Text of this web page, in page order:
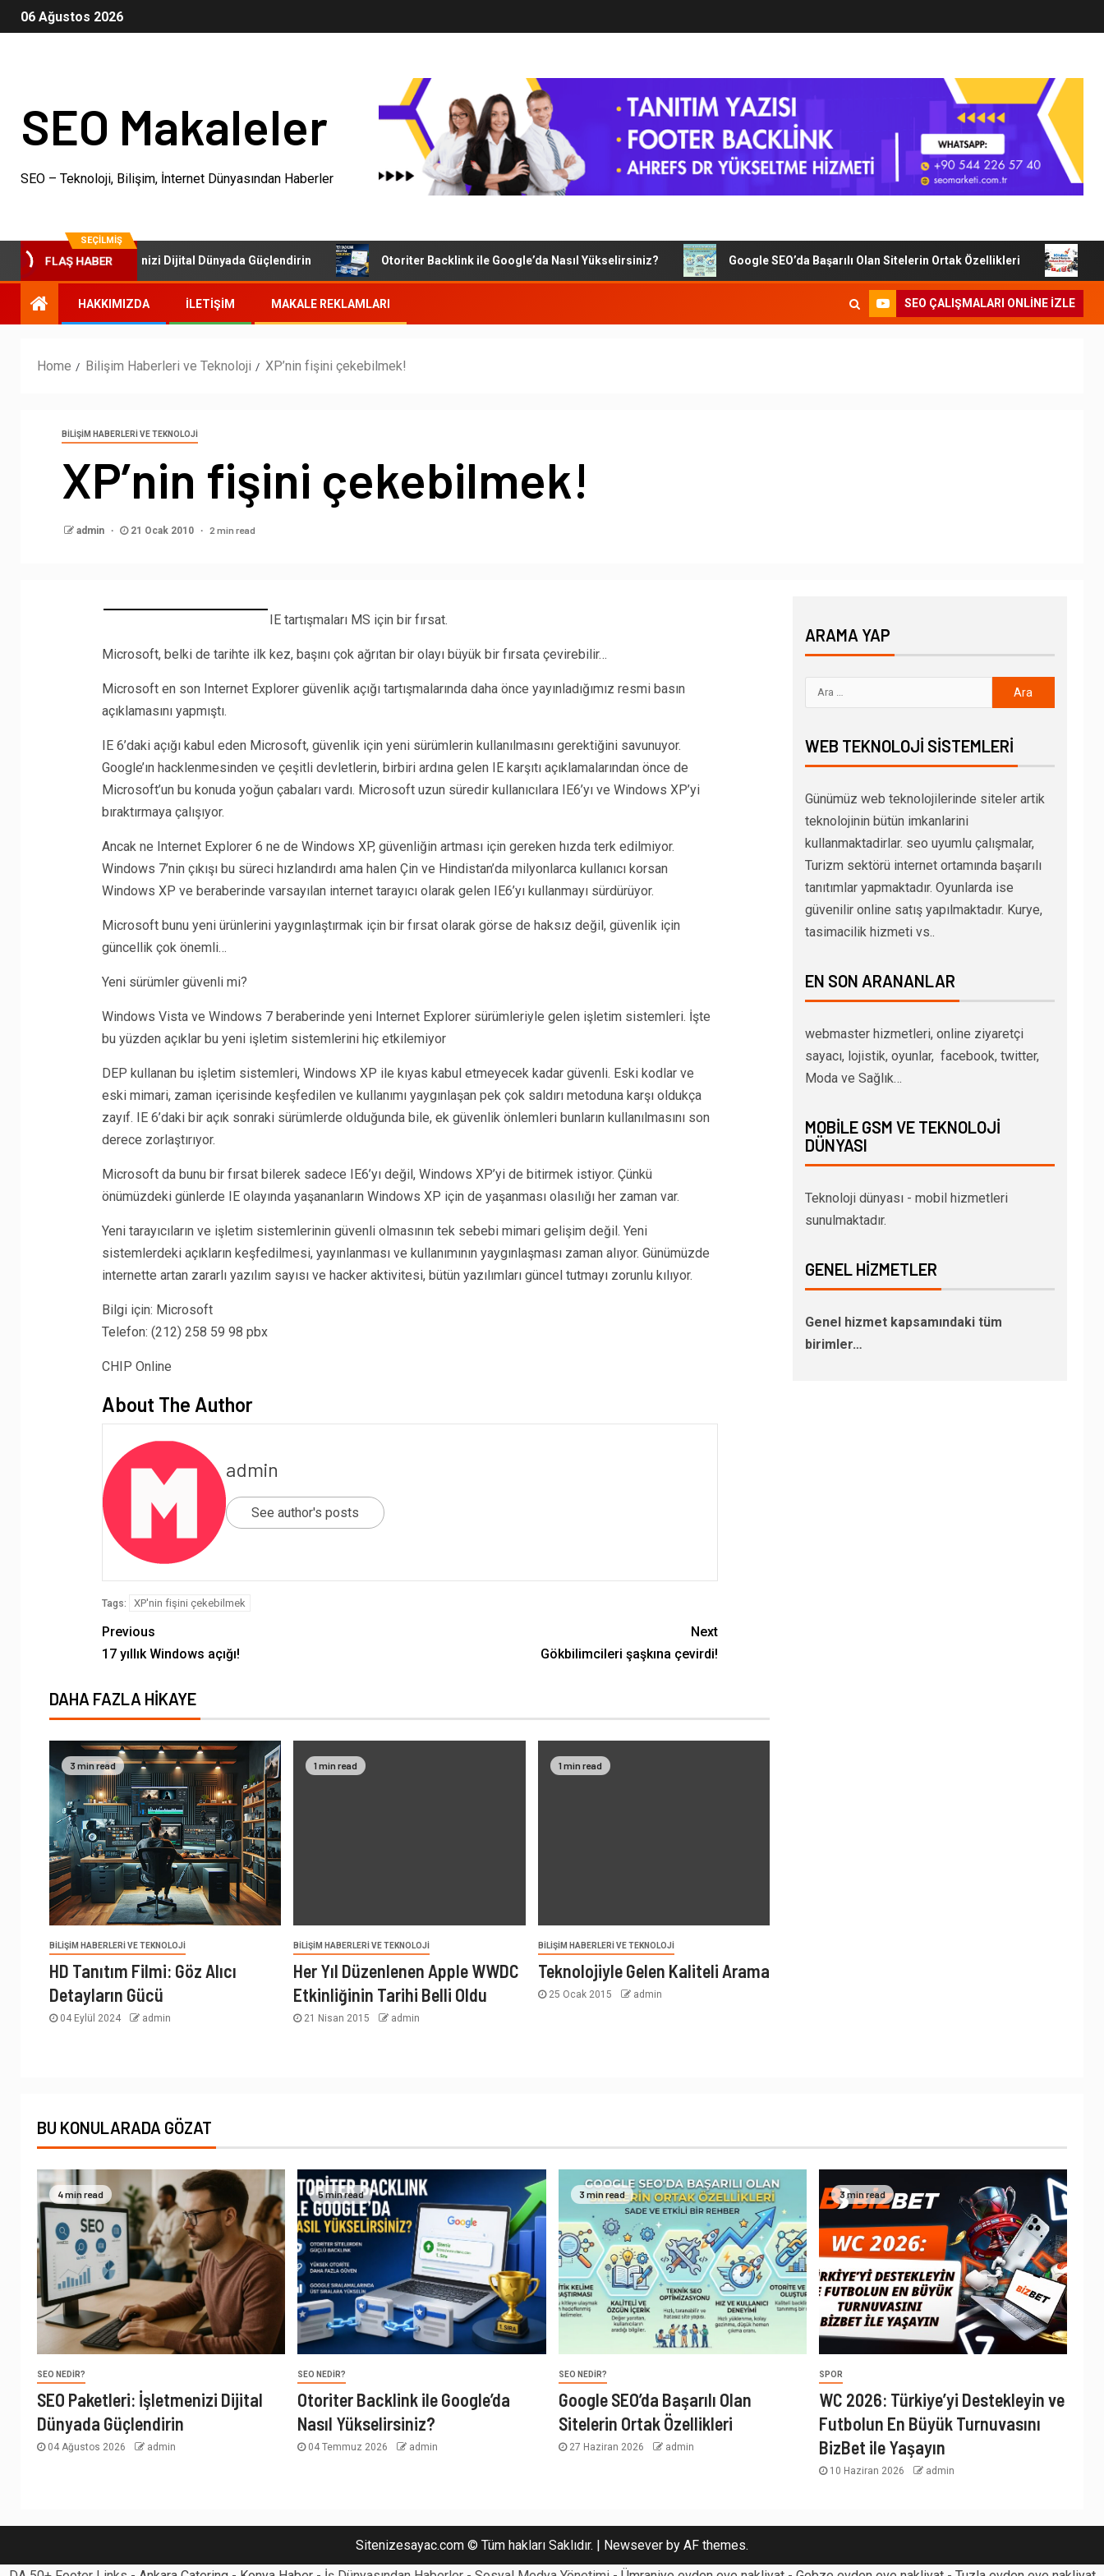
06 Ağustos 2026
SEO Makaleler
SEO – Teknoloji, Bilişim, İnternet Dünyasından Haberler
SEÇILMIŞ
FLAŞ HABER
Paketleri: İşletmenizi Dijital Dünyada Güçlendirin Otoriter Backlink ile Google’da Nasıl Yükselirsiniz? Google SEO’da Başarılı Olan Sitelerin Ortak Özellikleri Dijital
HAKKIMIZDA İLETIŞIM MAKALE REKLAMLARI SEO ÇALIŞMALARI ONLINE IZLE
Home Bilişim Haberleri ve Teknoloji XP’nin fişini çekebilmek!
BILIŞIM HABERLERI VE TEKNOLOJI
XP’nin fişini çekebilmek!
admin 21 Ocak 2010 2 min read
IE tartışmaları MS için bir fırsat.
Microsoft, belki de tarihte ilk kez, başını çok ağrıtan bir olayı büyük bir fırsata çevirebilir…
Microsoft en son Internet Explorer güvenlik açığı tartışmalarında daha önce yayınladığımız resmi basın
açıklamasını yapmıştı.
IE 6’daki açığı kabul eden Microsoft, güvenlik için yeni sürümlerin kullanılmasını gerektiğini savunuyor.
Google’ın hacklenmesinden ve çeşitli devletlerin, birbiri ardına gelen IE karşıtı açıklamalarından önce de
Microsoft’un bu konuda yoğun çabaları vardı. Microsoft uzun süredir kullanıcılara IE6’yı ve Windows XP’yi
bıraktırmaya çalışıyor.
Ancak ne Internet Explorer 6 ne de Windows XP, güvenliğin artması için gereken hızda terk edilmiyor.
Windows 7’nin çıkışı bu süreci hızlandırdı ama halen Çin ve Hindistan’da milyonlarca kullanıcı korsan
Windows XP ve beraberinde varsayılan internet tarayıcı olarak gelen IE6’yı kullanmayı sürdürüyor.
Microsoft bunu yeni ürünlerini yaygınlaştırmak için bir fırsat olarak görse de haksız değil, güvenlik için
güncellik çok önemli…
Yeni sürümler güvenli mi?
Windows Vista ve Windows 7 beraberinde yeni Internet Explorer sürümleriyle gelen işletim sistemleri. İşte
bu yüzden açıklar bu yeni işletim sistemlerini hiç etkilemiyor
DEP kullanan bu işletim sistemleri, Windows XP ile kıyas kabul etmeyecek kadar güvenli. Eski kodlar ve
eski mimari, zaman içerisinde keşfedilen ve kullanımı yaygınlaşan pek çok saldırı metoduna karşı oldukça
zayıf. IE 6’daki bir açık sonraki sürümlerde olduğunda bile, ek güvenlik önlemleri bunların kullanılmasını son
derece zorlaştırıyor.
Microsoft da bunu bir fırsat bilerek sadece IE6’yı değil, Windows XP’yi de bitirmek istiyor. Çünkü
önümüzdeki günlerde IE olayında yaşananların Windows XP için de yaşanması olasılığı her zaman var.
Yeni tarayıcıların ve işletim sistemlerinin güvenli olmasının tek sebebi mimari gelişim değil. Yeni
sistemlerdeki açıkların keşfedilmesi, yayınlanması ve kullanımının yaygınlaşması zaman alıyor. Günümüzde
internette artan zararlı yazılım sayısı ve hacker aktivitesi, bütün yazılımları güncel tutmayı zorunlu kılıyor.
Bilgi için: Microsoft
Telefon: (212) 258 59 98 pbx
CHIP Online
About The Author
admin
See author's posts
Tags: XP'nin fişini çekebilmek
Previous
17 yıllık Windows açığı!
Next
Gökbilimcileri şaşkına çevirdi!
DAHA FAZLA HIKAYE
3 min read
BILIŞIM HABERLERI VE TEKNOLOJI
HD Tanıtım Filmi: Göz Alıcı
Detayların Gücü
04 Eylül 2024 admin
1 min read
BILIŞIM HABERLERI VE TEKNOLOJI
Her Yıl Düzenlenen Apple WWDC
Etkinliğinin Tarihi Belli Oldu
21 Nisan 2015 admin
1 min read
BILIŞIM HABERLERI VE TEKNOLOJI
Teknolojiyle Gelen Kaliteli Arama
25 Ocak 2015 admin
ARAMA YAP
WEB TEKNOLOJI SISTEMLERI
Günümüz web teknolojilerinde siteler artik
teknolojinin bütün imkanlarini
kullanmaktadirlar. seo uyumlu çalışmalar,
Turizm sektörü internet ortamında başarılı
tanıtımlar yapmaktadır. Oyunlarda ise
güvenilir online satış yapılmaktadır. Kurye,
tasimacilik hizmeti vs..
EN SON ARANANLAR
webmaster hizmetleri, online ziyaretçi
sayacı, lojistik, oyunlar, facebook, twitter,
Moda ve Sağlık…
MOBILE GSM VE TEKNOLOJI
DÜNYASI
Teknoloji dünyası - mobil hizmetleri
sunulmaktadır.
GENEL HIZMETLER
Genel hizmet kapsamındaki tüm
birimler…
BU KONULARADA GÖZAT
4 min read
SEO NEDIR?
SEO Paketleri: İşletmenizi Dijital
Dünyada Güçlendirin
04 Ağustos 2026 admin
5 min read
SEO NEDIR?
Otoriter Backlink ile Google’da
Nasıl Yükselirsiniz?
04 Temmuz 2026 admin
3 min read
SEO NEDIR?
Google SEO’da Başarılı Olan
Sitelerin Ortak Özellikleri
27 Haziran 2026 admin
3 min read
SPOR
WC 2026: Türkiye’yi Destekleyin ve
Futbolun En Büyük Turnuvasını
BizBet ile Yaşayın
10 Haziran 2026 admin
Sitenizesayac.com © Tüm hakları Saklıdır. | Newsever by AF themes.